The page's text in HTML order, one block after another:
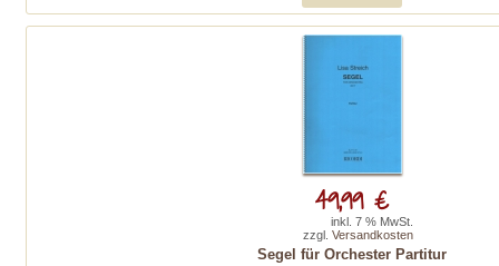
Segel für Orchester Partitur
49,99 €
inkl. 7 % MwSt.
zzgl. Versandkosten